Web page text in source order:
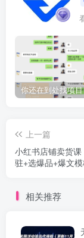
上一篇
小红书店铺卖货课
驻+选爆品+爆文
相关推荐